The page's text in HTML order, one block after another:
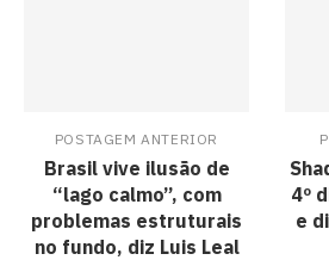
POSTAGEM ANTERIOR
Brasil vive ilusão de
“lago calmo”, com
problemas estruturais
no fundo, diz Luis Leal
4º
e